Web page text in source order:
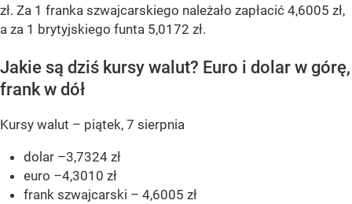
zł. Za 1 franka szwajcarskiego należało zapłacić 4,6005 zł,
a za 1 brytyjskiego funta 5,0172 zł.
Jakie są dziś kursy walut? Euro i dolar w górę,
frank w dół
Kursy walut – piątek, 7 sierpnia
dolar –3,7324 zł
euro –4,3010 zł
frank szwajcarski – 4,6005 zł